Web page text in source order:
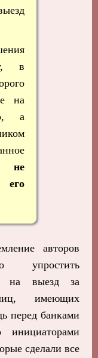
в
на
а
не
его
авторов
упростить
на выезд за
имеющих
перед банками
сделали все